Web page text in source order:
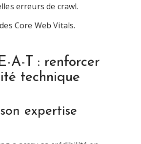
erreurs de crawl.
Core Web Vitals.
A-T : renforcer
technique
expertise